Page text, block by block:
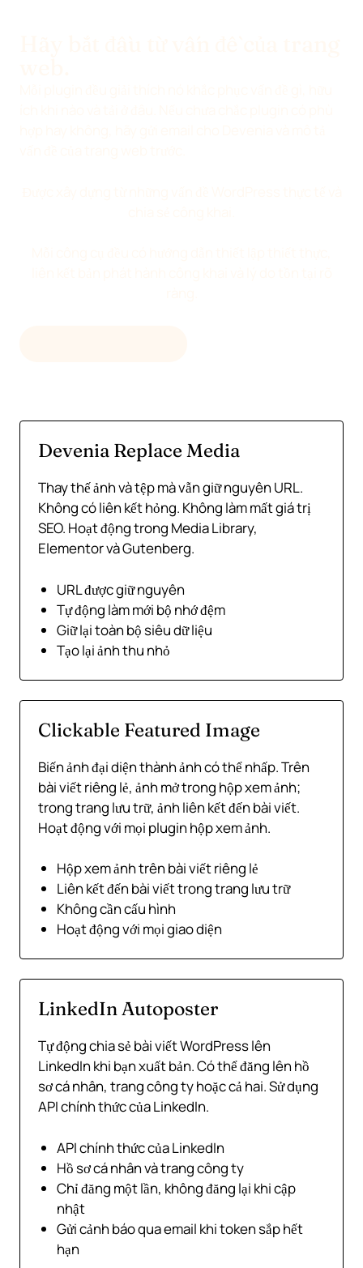
Devenia Replace Media
Thay thế ảnh và tệp mà vẫn giữ nguyên URL.
Không có liên kết hỏng. Không làm mất giá trị
SEO. Hoạt động trong Media Library,
Elementor và Gutenberg.
URL được giữ nguyên
Tự động làm mới bộ nhớ đệm
Giữ lại toàn bộ siêu dữ liệu
Tạo lại ảnh thu nhỏ
Clickable Featured Image
Biến ảnh đại diện thành ảnh có thể nhấp. Trên
bài viết riêng lẻ, ảnh mở trong hộp xem ảnh;
trong trang lưu trữ, ảnh liên kết đến bài viết.
Hoạt động với mọi plugin hộp xem ảnh.
Hộp xem ảnh trên bài viết riêng lẻ
Liên kết đến bài viết trong trang lưu trữ
Không cần cấu hình
Hoạt động với mọi giao diện
LinkedIn Autoposter
Tự động chia sẻ bài viết WordPress lên
LinkedIn khi bạn xuất bản. Có thể đăng lên hồ
sơ cá nhân, trang công ty hoặc cả hai. Sử dụng
API chính thức của LinkedIn.
API chính thức của LinkedIn
Hồ sơ cá nhân và trang công ty
Chỉ đăng một lần, không đăng lại khi cập
nhật
Gửi cảnh báo qua email khi token sắp hết
hạn